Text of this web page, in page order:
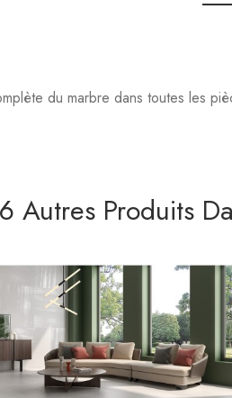
du marbre dans toutes les
Autres Produits